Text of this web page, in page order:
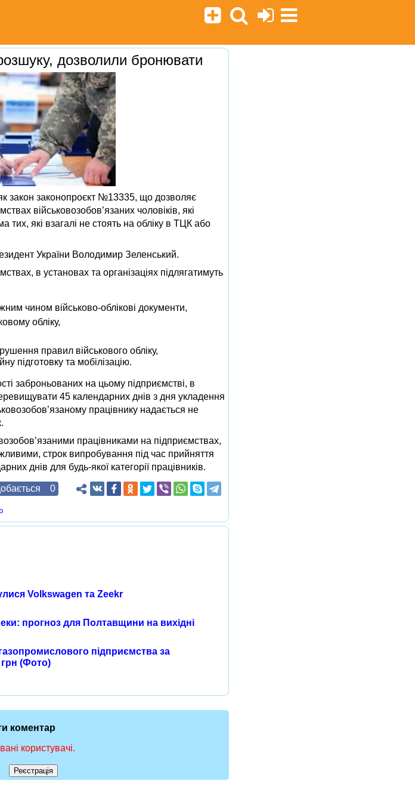
дозволили бронювати
закон законопроєкт №13335, що дозволяє
військовозобов’язаних чоловіків, які
тих, які взагалі не стоять на обліку в ТЦК або
України Володимир Зеленський.
в установах та організаціях підлягатимуть
чином військово-облікові документи,
обліку,
правил військового обліку,
підготовку та мобілізацію.
заброньованих на цьому підприємстві, в
45 календарних днів з дня укладення
працівнику надається не
працівниками на підприємствах,
строк випробування під час прийняття
днів для будь-якої категорії працівників.
0
Volkswagen та Zeekr
прогноз для Полтавщини на вихідні
підприємства за
грн (Фото)
коментар
користувачі.
Реєстрація